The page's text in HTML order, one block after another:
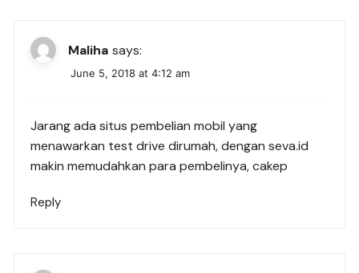
Maliha says:
June 5, 2018 at 4:12 am
Jarang ada situs pembelian mobil yang
menawarkan test drive dirumah, dengan seva.id
makin memudahkan para pembelinya, cakep
Reply